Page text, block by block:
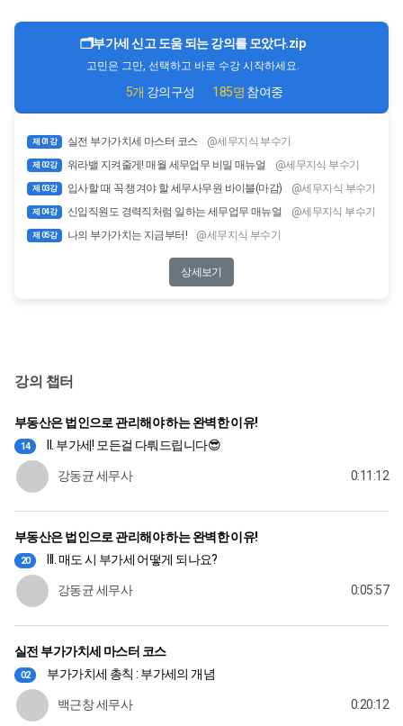
🗂️부가세 신고 도움 되는 강의를 모았다.zip
고민은 그만, 선택하고 바로 수강 시작하세요.
5개 강의구성 185명 참여중
제 01강 실전 부가가치세 마스터 코스 @세무지식 부수기
제 02강 워라밸 지켜줄게! 매월 세무업무 비밀 매뉴얼 @세무지식 부수기
제 03강 입사할 때 꼭 챙겨야 할 세무사무원 바이블(마감) @세무지식 부수기
제 04강 신입직원도 경력직처럼 일하는 세무업무 매뉴얼 @세무지식 부수기
제 05강 나의 부가가치는 지금부터! @세무지식 부수기
상세보기
강의 챕터
부동산은 법인으로 관리해야 하는 완벽한 이유!
14 II. 부가세! 모든걸 다뤄드립니다😎
강동균 세무사 0:11:12
부동산은 법인으로 관리해야 하는 완벽한 이유!
20 III. 매도 시 부가세 어떻게 되나요?
강동균 세무사 0:05:57
실전 부가가치세 마스터 코스
02 부가가치세 총칙 : 부가세의 개념
백근창 세무사 0:20:12